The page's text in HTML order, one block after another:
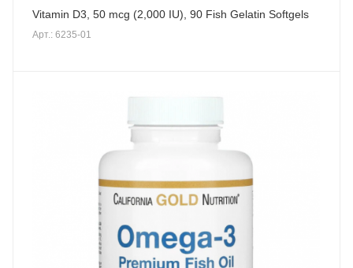
Vitamin D3, 50 mcg (2,000 IU), 90 Fish Gelatin Softgels
Арт.: 6235-01